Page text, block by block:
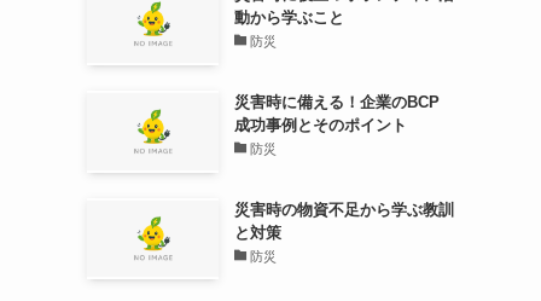
動から学ぶこと
防災
災害時に備える！企業のBCP
成功事例とそのポイント
防災
災害時の物資不足から学ぶ教訓
と対策
防災